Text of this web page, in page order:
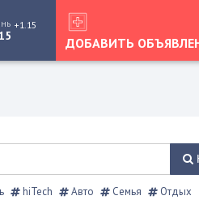
+1.15
ДОБАВИТЬ
hiTech Авто Семья Отдых